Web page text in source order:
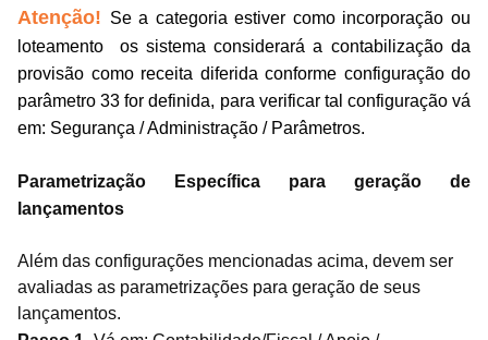
Atenção! Se a categoria estiver como incorporação ou
loteamento os sistema considerará a contabilização da
provisão como receita diferida conforme configuração do
parâmetro 33 for definida, para verificar tal configuração vá
em: Segurança / Administração / Parâmetros.
Parametrização Específica para geração de
lançamentos
Além das configurações mencionadas acima, devem ser
avaliadas as parametrizações para geração de seus
lançamentos.